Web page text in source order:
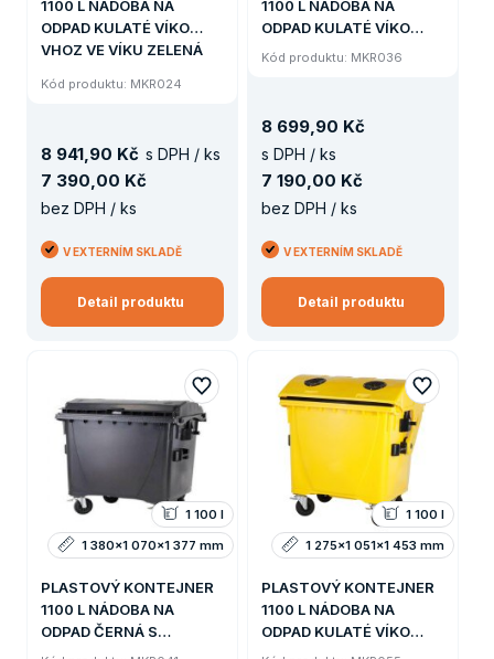
1100 L NÁDOBA NA
ODPAD KULATÉ VÍKO
VHOZ VE VÍKU ZELENÁ
Kód produktu: MKR024
8 941 90 Kč s DPH / ks
7 390,00 Kč
bez DPH / ks
V EXTERNÍM SKLADĚ
Detail produktu
1100 L NÁDOBA NA
ODPAD KULATÉ VÍKO
MODRÁ
Kód produktu: MKR036
8 699,90 Kč
s DPH / ks
7 190,00 Kč
bez DPH / ks
V EXTERNÍM SKLADĚ
Detail produktu
PLASTOVÝ KONTEJNER
1100 L NÁDOBA NA
ODPAD ČERNÁ S
PLOCHÝM VÍKEM
1 100 l
1 380x1 070x1 377 mm
PLASTOVÝ KONTEJNER
1100 L NÁDOBA NA
ODPAD KULATÉ VÍKO
VHOZ VE VÍKU ŽLUTÁ
1 100 l
1 275x1 051x1 453 mm